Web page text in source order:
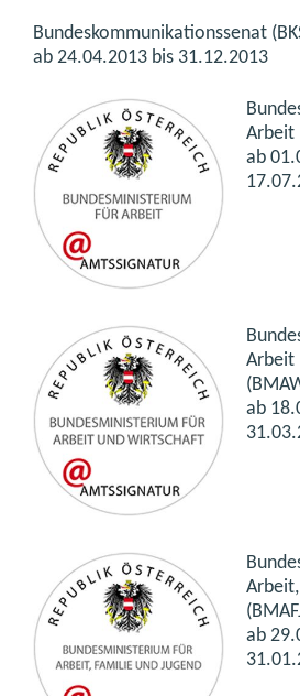
Bundeskommunikationssenat
ab 24.04.2013 bis 31.12.2013
Arbeit
ab
Arbeit
ab
ab